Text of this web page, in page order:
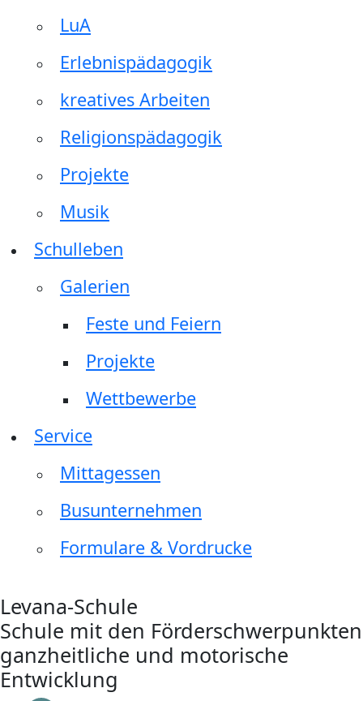
LuA
Erlebnispädagogik
kreatives Arbeiten
Religionspädagogik
Projekte
Musik
Schulleben
Galerien
Feste und Feiern
Projekte
Wettbewerbe
Service
Mittagessen
Busunternehmen
Formulare & Vordrucke
Levana-Schule
Schule mit den Förderschwerpunkten
ganzheitliche und motorische
Entwicklung